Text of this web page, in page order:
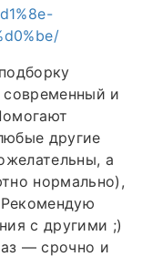
и
другие
а
нормально),
с другими ;)
— срочно и